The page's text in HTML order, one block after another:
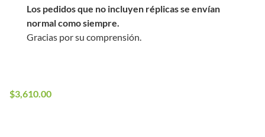
Los pedidos que no incluyen réplicas se envían
normal como siempre.
Gracias por su comprensión.
Cañones Rotativos y
Cargador de 1,200 BBs
Eléctrica para Airsoft
$3,610.00